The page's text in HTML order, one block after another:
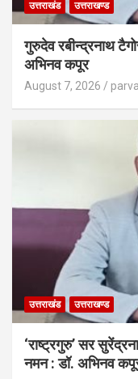
उत्तराखंड उत्तराखण्ड
गुरुदेव रबीन्द्रनाथ
अभिनव कपूर
August 7, 2026
उत्तराखंड उत्तराखण्ड
‘राष्ट्रगुरु’ सर
नमन : डॉ. अभिनव